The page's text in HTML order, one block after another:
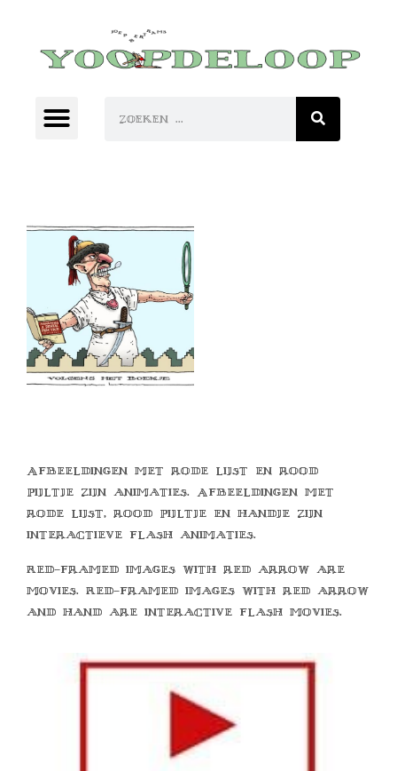
Afbeeldingen met rode lijst en rood
pijltje zijn animaties. Afbeeldingen met
rode lijst, rood pijltje en handje zijn
interactieve flash animaties.
Red-framed images with red arrow are
movies. Red-framed images with red arrow
and hand are interactive flash movies.